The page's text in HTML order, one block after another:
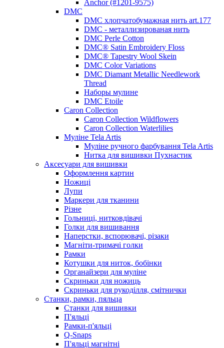
Anchor (#1201-9575)
DMC
DMC хлопчатобумажная нить art.177
DMC - металлизированая нить
DMC Perle Cotton
DMC® Satin Embroidery Floss
DMC® Tapestry Wool Skein
DMC Color Variations
DMC Diamant Metallic Needlework
Thread
Наборы мулине
DMC Etoile
Caron Collection
Caron Collection Wildflowers
Caron Collection Waterlilies
Муліне Tela Artis
Муліне ручного фарбування Tela Artis
Нитка для вишивки Пухнастик
Аксесуари для вишивки
Оформлення картин
Ножиці
Лупи
Маркери для тканини
Різне
Гольниці, нитковдівачі
Голки для вишивання
Наперстки, вспорювачі, різаки
Магніти-тримачі голки
Рамки
Котушки для ниток, бобінки
Органайзери для муліне
Скриньки для ножиць
Скриньки для рукоділля, смітнички
Станки, рамки, пяльца
Станки для вишивки
П'яльці
Рамки-п'яльці
Q-Snaps
П'яльці магнітні